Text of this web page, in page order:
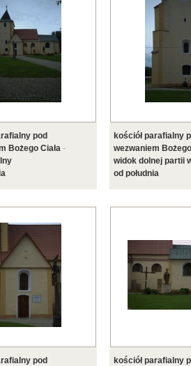
pod
Bożego Ciała -
kościół parafialny
wezwaniem
widok dolnej partii
od południa
pod
kościół parafialny